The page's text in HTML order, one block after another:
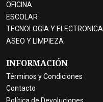
OFICINA
ESCOLAR
TECNOLOGIA Y ELECTRONICA
ASEO Y LIMPIEZA
INFORMACIÓN
Términos y Condiciones
Contacto
Política de Devoluciones